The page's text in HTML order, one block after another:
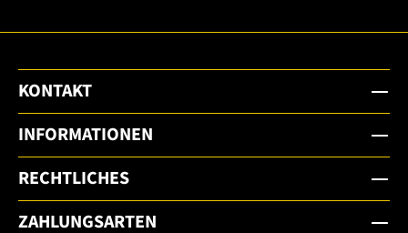
KONTAKT
INFORMATIONEN
RECHTLICHES
ZAHLUNGSARTEN